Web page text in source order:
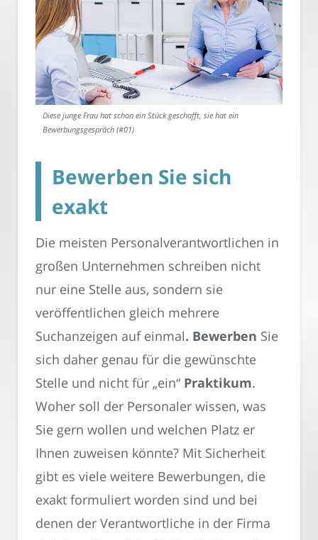
Diese junge Frau hat schon ein Stück geschafft, sie hat ein
Bewerbungsgespräch (#01)
Bewerben Sie sich
exakt
Die meisten Personalverantwortlichen in
großen Unternehmen schreiben nicht
nur eine Stelle aus, sondern sie
veröffentlichen gleich mehrere
Suchanzeigen auf einmal. Bewerben Sie
sich daher genau für die gewünschte
Stelle und nicht für „ein“ Praktikum.
Woher soll der Personaler wissen, was
Sie gern wollen und welchen Platz er
Ihnen zuweisen könnte? Mit Sicherheit
gibt es viele weitere Bewerbungen, die
exakt formuliert worden sind und bei
denen der Verantwortliche in der Firma